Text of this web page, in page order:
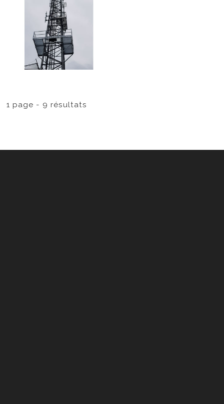
1 page - 9 résultats